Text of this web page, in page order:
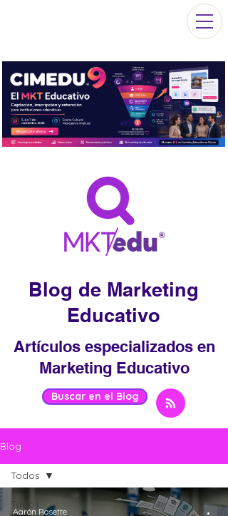
Blog de Marketing
Educativo
Artículos especializados en
Marketing Educativo
Buscar en el Blog
Blog
Todos
Todos
Aarón Rosette